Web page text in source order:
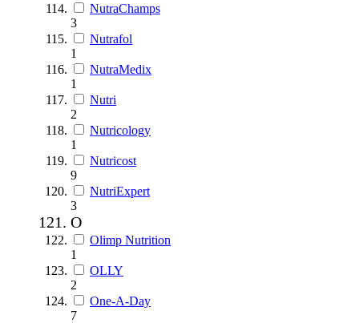
NutraChamps
3
Nutrafol
1
NutraMedix
1
Nutri
2
Nutricology
1
Nutricost
9
NutriExpert
3
O
Olimp Nutrition
1
OLLY
2
One-A-Day
7